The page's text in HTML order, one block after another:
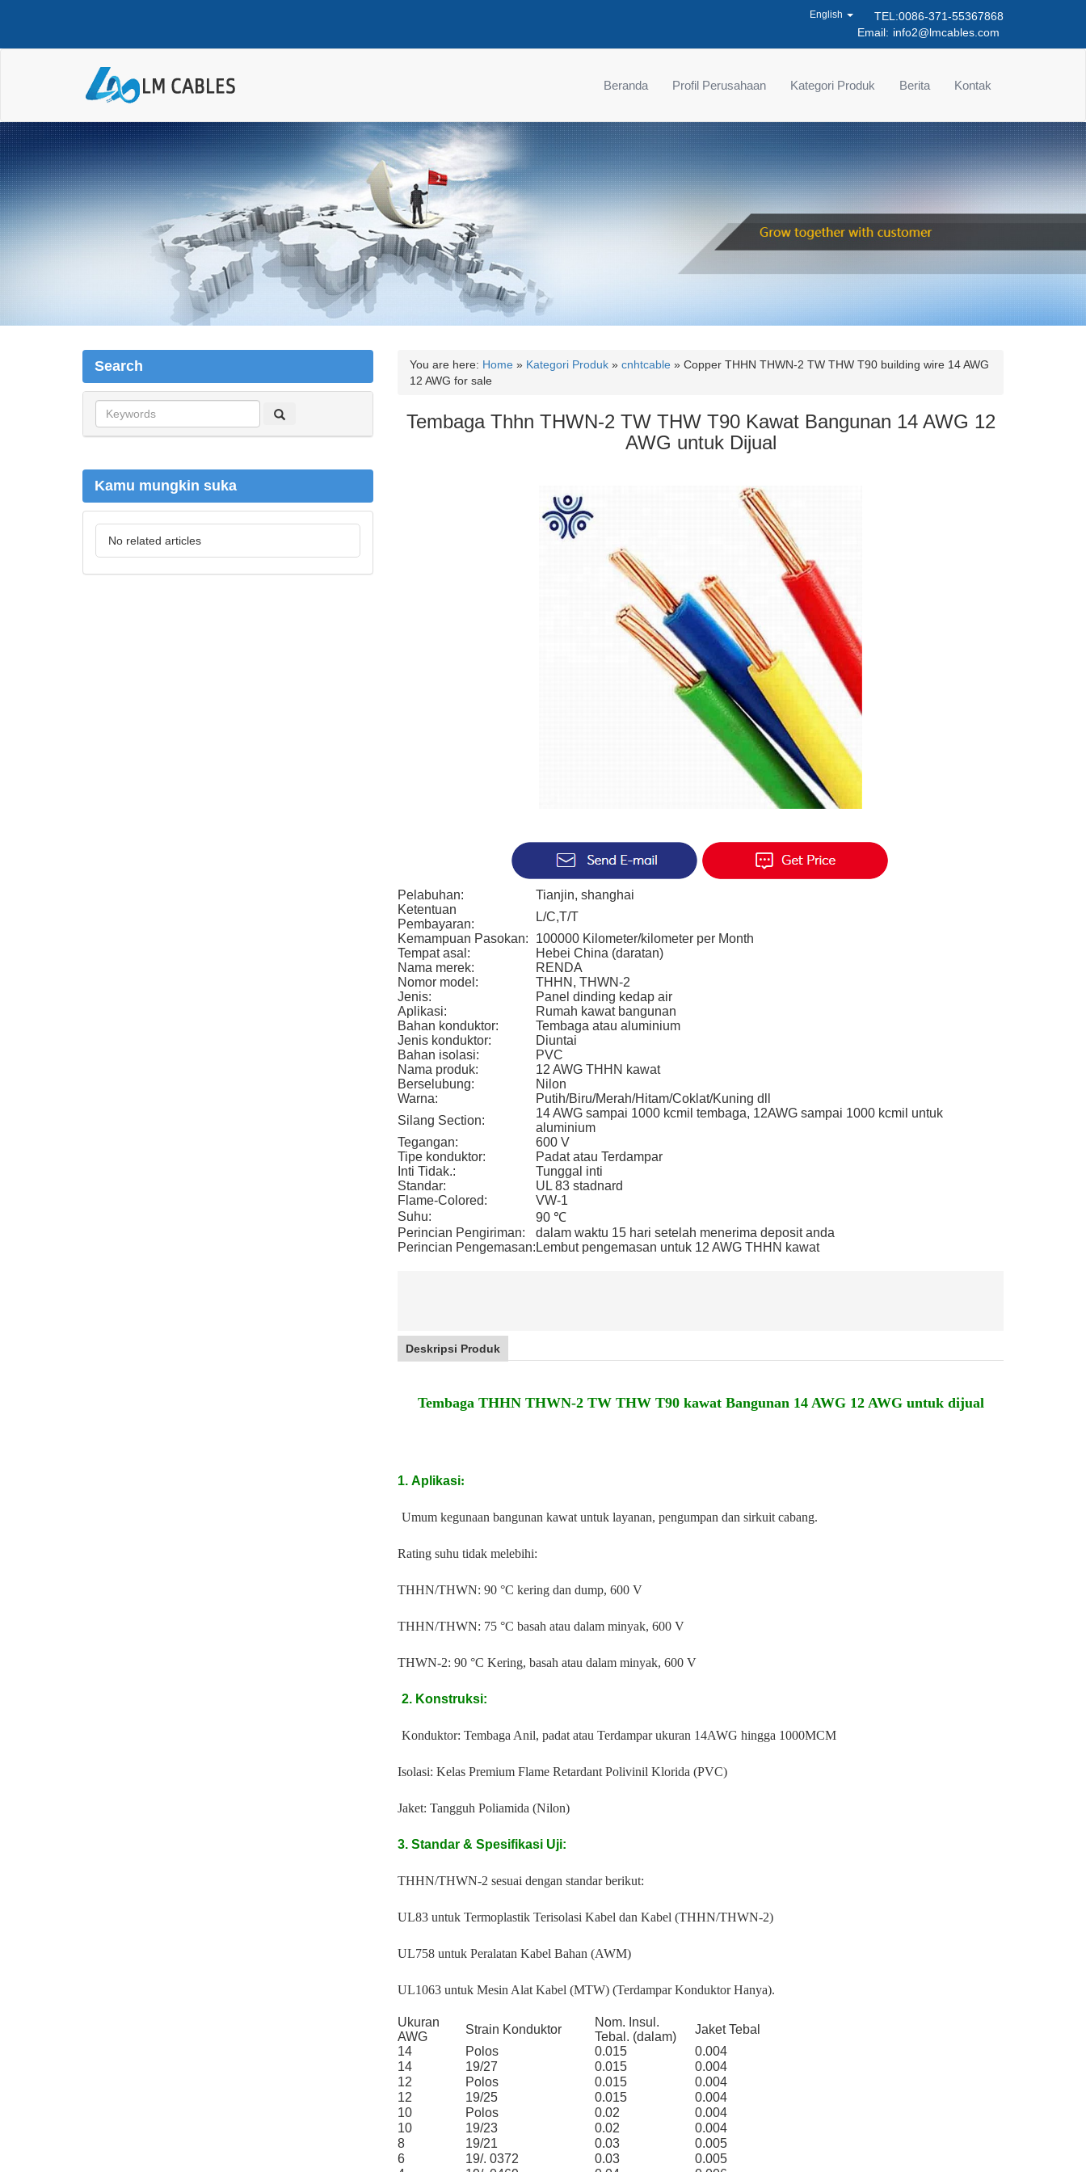
TEL:0086-371-55367868
Email: info2@lmcables.com
English
Beranda Profil Perusahaan Kategori Produk Berita Kontak
You are here: Home » Kategori Produk » cnhtcable » Copper THHN THWN-2 TW THW T90 building wire 14 AWG
12 AWG for sale
Tembaga Thhn THWN-2 TW THW T90 Kawat Bangunan 14 AWG 12
AWG untuk Dijual
Pelabuhan:
Tianjin, shanghai
Ketentuan
Pembayaran:
L/C,T/T
Kemampuan Pasokan:
100000 Kilometer/kilometer per Month
Tempat asal:
Hebei China (daratan)
Nama merek:
RENDA
Nomor model:
THHN, THWN-2
Jenis:
Panel dinding kedap air
Aplikasi:
Rumah kawat bangunan
Bahan konduktor:
Tembaga atau aluminium
Jenis konduktor:
Diuntai
Bahan isolasi:
PVC
Nama produk:
12 AWG THHN kawat
Berselubung:
Nilon
Warna:
Putih/Biru/Merah/Hitam/Coklat/Kuning dll
Silang Section:
14 AWG sampai 1000 kcmil tembaga, 12AWG sampai 1000 kcmil untuk
aluminium
Tegangan:
600 V
Tipe konduktor:
Padat atau Terdampar
Inti Tidak.:
Tunggal inti
Standar:
UL 83 stadnard
Flame-Colored:
VW-1
Suhu:
90 ℃
Perincian Pengiriman:
dalam waktu 15 hari setelah menerima deposit anda
Perincian Pengemasan: Lembut pengemasan untuk 12 AWG THHN kawat
Deskripsi Produk
Tembaga THHN THWN-2 TW THW T90 kawat Bangunan 14 AWG 12 AWG untuk dijual
1. Aplikasi:
Umum kegunaan bangunan kawat untuk layanan, pengumpan dan sirkuit cabang.
Rating suhu tidak melebihi:
THHN/THWN: 90 °C kering dan dump, 600 V
THHN/THWN: 75 °C basah atau dalam minyak, 600 V
THWN-2: 90 °C Kering, basah atau dalam minyak, 600 V
2. Konstruksi:
Konduktor: Tembaga Anil, padat atau Terdampar ukuran 14AWG hingga 1000MCM
Isolasi: Kelas Premium Flame Retardant Polivinil Klorida (PVC)
Jaket: Tangguh Poliamida (Nilon)
3. Standar & Spesifikasi Uji:
THHN/THWN-2 sesuai dengan standar berikut:
UL83 untuk Termoplastik Terisolasi Kabel dan Kabel (THHN/THWN-2)
UL758 untuk Peralatan Kabel Bahan (AWM)
UL1063 untuk Mesin Alat Kabel (MTW) (Terdampar Konduktor Hanya).
Ukuran
AWG
Strain Konduktor
Nom. Insul.
Tebal. (dalam)
Jaket Tebal
14
Polos 0.015
0.004
14
19/27 0.015
0.004
12
Polos 0.015
0.004
12
19/25 0.015
0.004
10
Polos 0.02
0.004
10
19/23 0.02
0.004
8
19/21 0.03
0.005
6
19/. 0372 0.03
0.005
Search
e
a
c
h
Kamu mungkin suka
No related articles